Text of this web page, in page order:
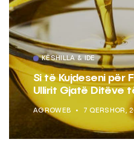
KËSHILLA & IDE
Si të Kujdeseni për
Ullirit Gjatë Ditëve
AGROWEB 7 QERSHOR,